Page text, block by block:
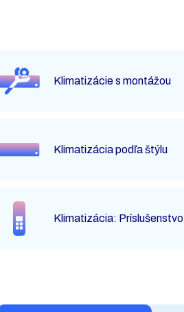
Klimatizácie s montážou
Klimatizácia podľa štýlu
Klimatizácia: Príslušenstvo